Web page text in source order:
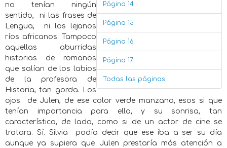
Página 14
Página 15
Página 16
Página 17
Todas las páginas
no tenían ningún
sentido, ni las frases de
Lengua, ni los lejanos
ríos africanos. Tampoco
aquellas aburridas
historias de romanos
que salían de los labios
de la profesora de
Historia, tan gorda. Los
ojos de Julen, de ese color verde manzana, esos si que
tenían importancia para ella, y su sonrisa, tan
característica, de lado, como si de un actor de cine se
tratara. Sí. Silvia podía decir que ese iba a ser su día
aunque ya supiera que Julen prestaría más atención a